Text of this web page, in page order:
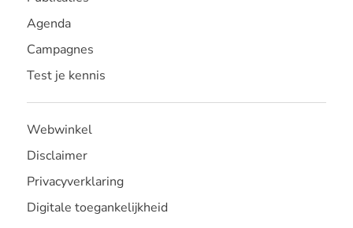
Agenda
Campagnes
Test je kennis
Webwinkel
Disclaimer
Privacyverklaring
Digitale toegankelijkheid